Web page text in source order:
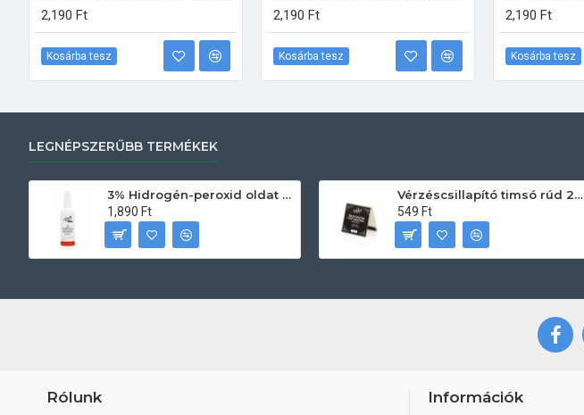
2,190 Ft
Kosárba tesz
2,190 Ft
Kosárba tesz
2,190 Ft
Kosárba tesz
LEGNÉPSZERŰBB TERMÉKEK
3% Hidrogén-peroxid oldat (sebfertőtlenítő) 100ml
1,890 Ft
Vérzéscsillapító timsó rúd 20db
549 Ft
Rólunk Információk